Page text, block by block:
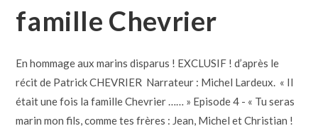
famille Chevrier
En hommage aux marins disparus ! EXCLUSIF ! d’après le
récit de Patrick CHEVRIER Narrateur : Michel Lardeux. « Il
était une fois la famille Chevrier …… » Episode 4 - « Tu seras
marin mon fils, comme tes frères : Jean, Michel et Christian !